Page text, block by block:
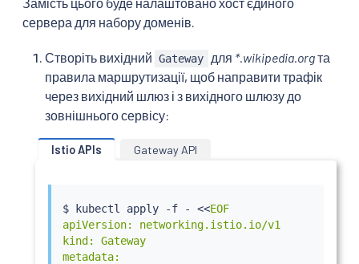
сервера для набору доменів.
Створіть вихідний Gateway для *.wikipedia.orgта
правила маршрутизації, щоб направити трафік
через вихідний шлюз і з вихідного шлюзу до
зовнішнього сервісу:
Istio APIs Gateway API
$ kubectl apply -f - <<EOF
apiVersion: networking.istio.io/v1
kind: Gateway
metadata: